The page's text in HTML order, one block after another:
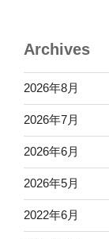
Archives
2026年8月
2026年7月
2026年6月
2026年5月
2022年6月